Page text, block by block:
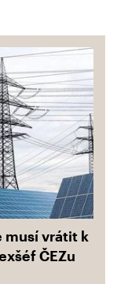
musí vrátit k
ČEZu